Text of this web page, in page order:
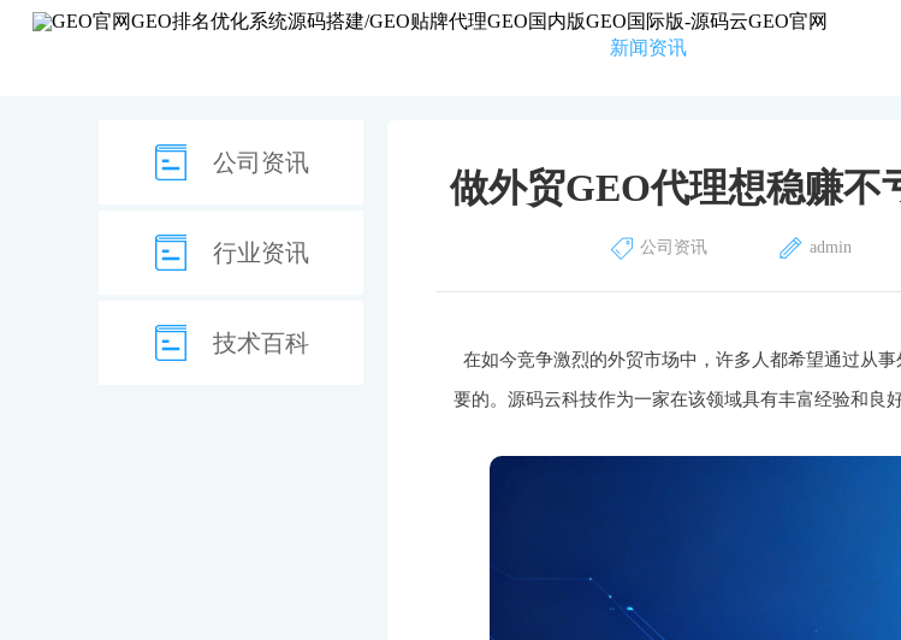
新闻资讯
公司资讯
行业资讯
技术百科
做外贸GEO代理想稳赚不
公司资讯 admin
在如今竞争激烈的外贸市场中，许多人都希望通过从
要的。源码云科技作为一家在该领域具有丰富经验和良